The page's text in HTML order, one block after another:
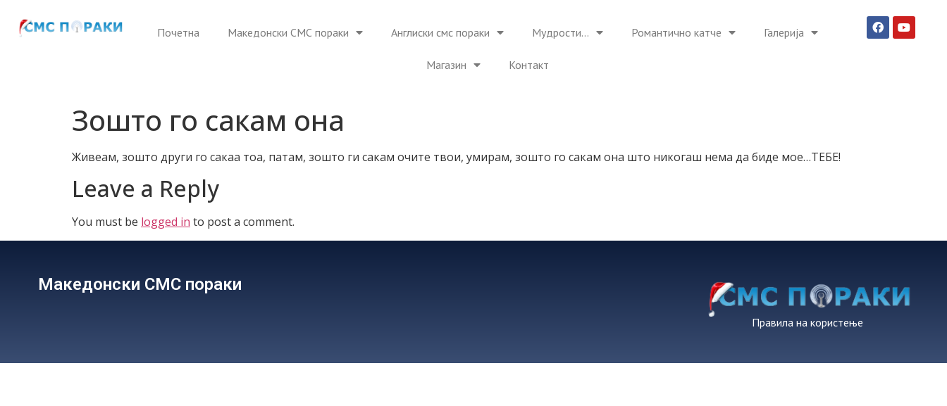
Почетна Македонски СМС пораки Англиски смс пораки Мудрости… Романтично катче Галерија
Магазин Контакт
Зошто го сакам она
Живеам, зошто други го сакаа тоа, патам, зошто ги сакам очите твои, умирам, зошто го сакам она што никогаш нема да биде мое…ТЕБЕ!
Leave a Reply
You must be logged in to post a comment.
Македонски СМС пораки
Правила на користење